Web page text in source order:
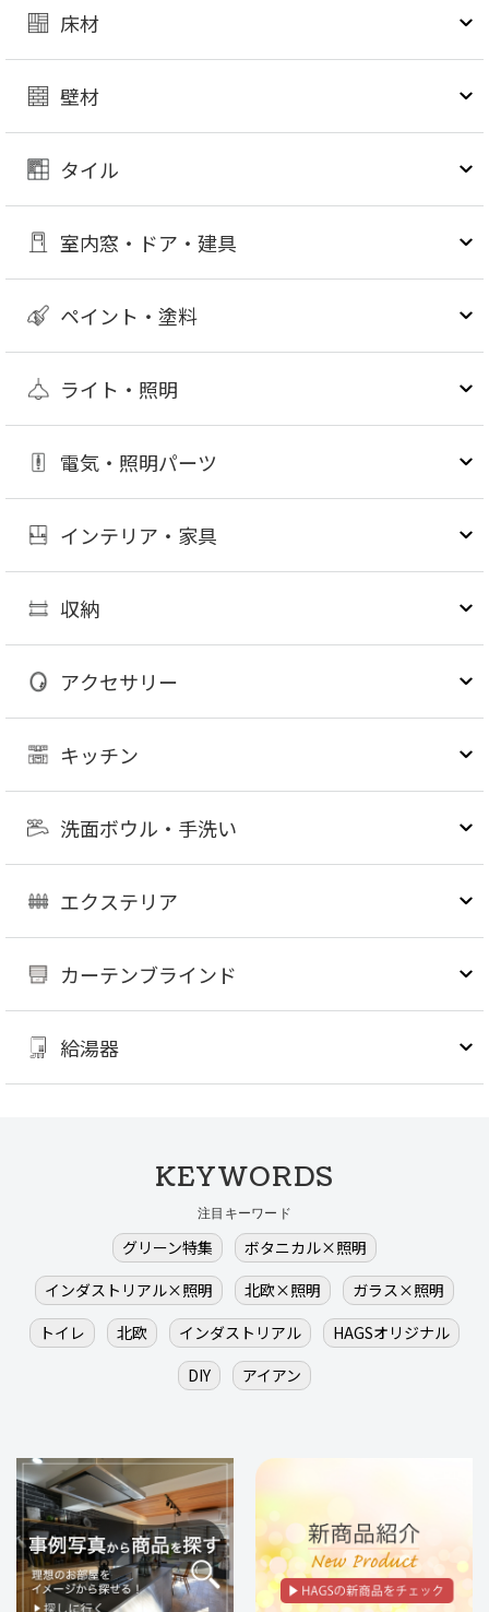
床材
壁材
タイル
室内窓・ドア・建具
ペイント・塗料
ライト・照明
電気・照明パーツ
インテリア・家具
収納
アクセサリー
キッチン
洗面ボウル・手洗い
エクステリア
カーテンブラインド
給湯器
KEYWORDS
注目キーワード
グリーン特集
ボタニカル×照明
インダストリアル×照明
北欧×照明
ガラス×照明
トイレ
北欧 インダストリアル
HAGSオリジナル
DIY
アイアン